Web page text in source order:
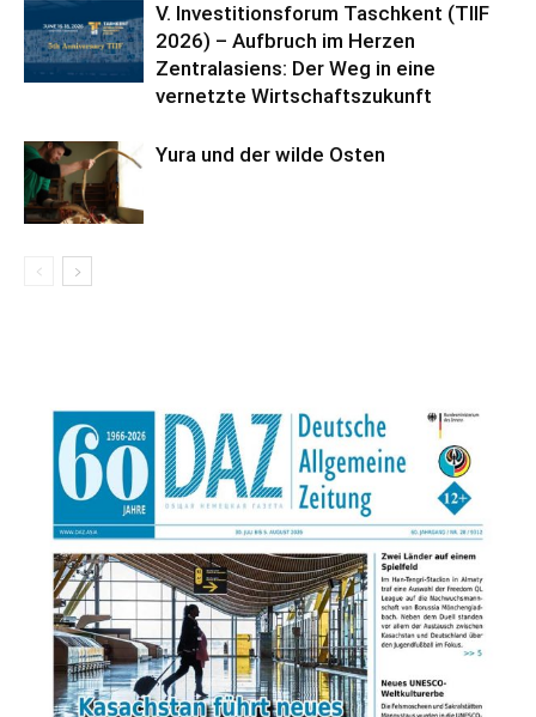
V. Investitionsforum Taschkent (TIIF
2026) – Aufbruch im Herzen
Zentralasiens: Der Weg in eine
vernetzte Wirtschaftszukunft
Yura und der wilde Osten